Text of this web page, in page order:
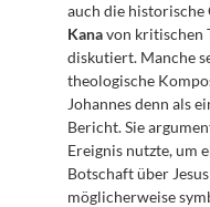
auch die historische
Kana von kritischen
diskutiert. Manche
theologische
Johannes denn als
Bericht. Sie
Ereignis nutzte, um
Botschaft über
möglicherweise